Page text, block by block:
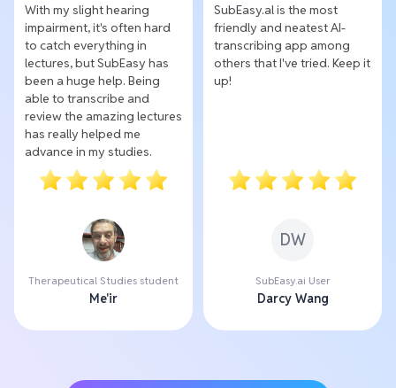
With my slight hearing
impairment, it's often hard
to catch everything in
lectures, but SubEasy has
been a huge help. Being
able to transcribe and
review the amazing lectures
has really helped me
advance in my studies.
Therapeutical Studies student
Me'ir
SubEasy.al is the most
friendly and neatest AI-
transcribing app among
others that I've tried. Keep it
up!
DW
SubEasy.ai User
Darcy Wang